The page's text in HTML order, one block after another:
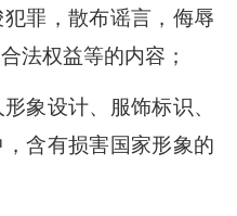
罪，散布谣言，侮辱
法权益等的内容；
象设计、服饰标识、
含有损害国家形象的